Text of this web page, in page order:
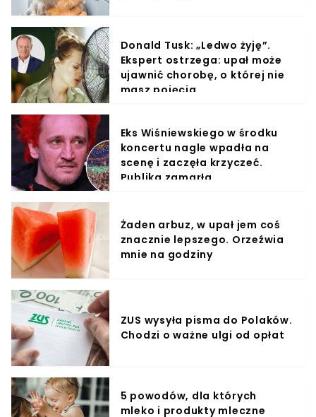
Donald Tusk: „Ledwo żyję”.
Ekspert ostrzega: upał może
ujawnić chorobę, o której nie
masz pojęcia
Eks Wiśniewskiego w środku
koncertu nagle wpadła na
scenę i zaczęła krzyczeć.
Publika zamarła
Żaden arbuz, w upał jem coś
znacznie lepszego. Orzeźwia
mnie na godziny
ZUS wysyła pisma do Polaków.
Chodzi o ważne ulgi od opłat
5 powodów, dla których
mleko i produkty mleczne